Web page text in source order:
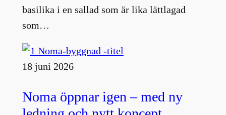
basilika i en sallad som är lika lättlagad
som…
18 juni 2026
Noma öppnar igen – med ny